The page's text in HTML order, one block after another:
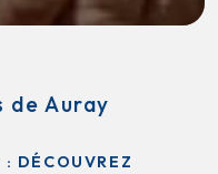
de Auray
: DÉCOUVREZ